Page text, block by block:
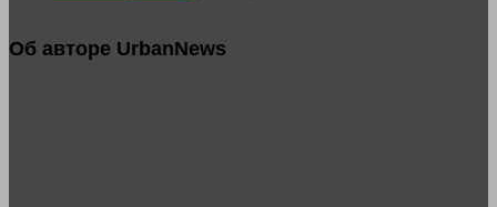
Об авторе UrbanNews